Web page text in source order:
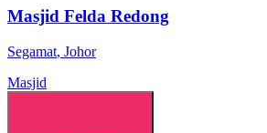
Masjid Felda Redong
Segamat, Johor
Masjid